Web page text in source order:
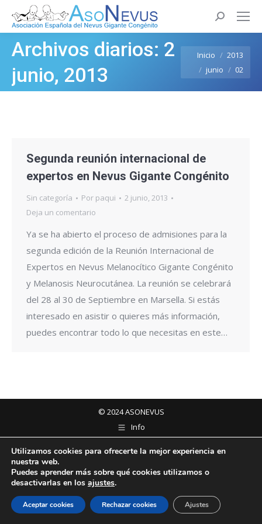
Buscar:
Archivos diarios: 2
junio, 2013
Estás aquí:
Inicio
2013
junio
02
Segunda reunión internacional de
expertos en Nevus Gigante Congénito
Sin categoría Por paqui
2 junio, 2013
Deja un comentario
Ya se ha abierto el proceso de admisiones para la
segunda edición de la Reunión Internacional de
Expertos en Nevus Melanocítico Gigante Congénito
y Melanosis Neurocutánea. La reunión se celebrará
del 28 al 30 de Septiembre en Marsella. Si estás
interesado en asistir o quieres más información,
puedes encontrar todo lo que necesitas en este…
© 2024 ASONEVUS
Info
Utilizamos cookies para ofrecerte la mejor experiencia en
nuestra web.
Puedes aprender más sobre qué cookies utilizamos o
desactivarlas en los ajustes.
Aceptar cookies Rechazar cookies Ajustes